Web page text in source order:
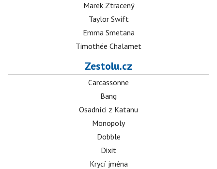
Marek Ztracený
Taylor Swift
Emma Smetana
Timothée Chalamet
Zestolu.cz
Carcassonne
Bang
Osadníci z Katanu
Monopoly
Dobble
Dixit
Krycí jména